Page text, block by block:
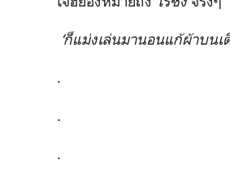
‘ก็แม่งเล่นมานอนแก้ผ้าบนเ
.
.
.